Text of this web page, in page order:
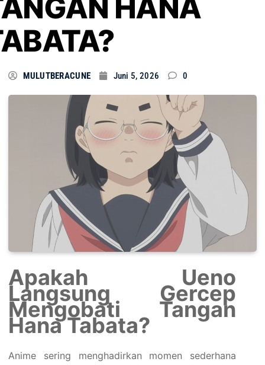
HANA
MULUTBERACUNE Juni 5, 2026 0
Apakah Ueno
Langsung Gercep
Mengobati Tangan
Hana Tabata?
Anime sering menghadirkan momen sederhana